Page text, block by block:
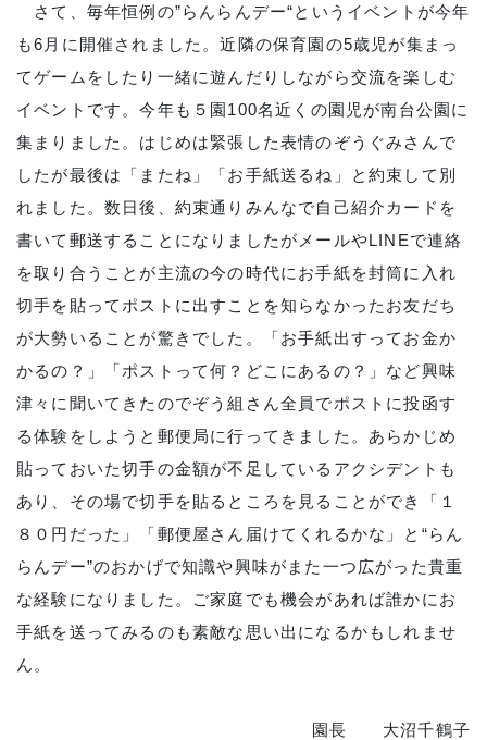
さて、毎年恒例の”らんらんデー“というイベントが今年
も6月に開催されました。近隣の保育園の5歳児が集まっ
てゲームをしたり一緒に遊んだりしながら交流を楽しむ
イベントです。今年も５園100名近くの園児が南台公園に
集まりました。はじめは緊張した表情のぞうぐみさんで
したが最後は「またね」「お手紙送るね」と約束して別
れました。数日後、約束通りみんなで自己紹介カードを
書いて郵送することになりましたがメールやLINEで連絡
を取り合うことが主流の今の時代にお手紙を封筒に入れ
切手を貼ってポストに出すことを知らなかったお友だち
が大勢いることが驚きでした。「お手紙出すってお金か
かるの？」「ポストって何？どこにあるの？」など興味
津々に聞いてきたのでぞう組さん全員でポストに投函す
る体験をしようと郵便局に行ってきました。あらかじめ
貼っておいた切手の金額が不足しているアクシデントも
あり、その場で切手を貼るところを見ることができ「１
８０円だった」「郵便屋さん届けてくれるかな」と“らん
らんデー”のおかげで知識や興味がまた一つ広がった貴重
な経験になりました。ご家庭でも機会があれば誰かにお
手紙を送ってみるのも素敵な思い出になるかもしれませ
ん。
園長 大沼千鶴子